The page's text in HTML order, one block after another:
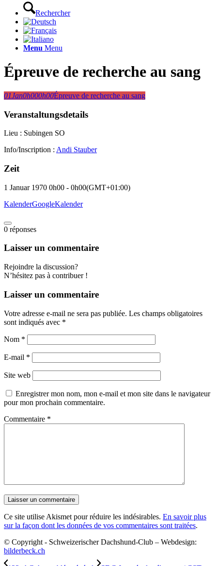
Rechercher
Menu Menu
Épreuve de recherche au sang
01Jan0h000h00Épreuve de recherche au sang
Veranstaltungsdetails
Lieu : Subingen SO
Info/Inscription : Andi Stauber
Zeit
1 Januar 1970 0h00 - 0h00(GMT+01:00)
KalenderGoogleKalender
0 réponses
Laisser un commentaire
Rejoindre la discussion?
N’hésitez pas à contribuer !
Laisser un commentaire
Votre adresse e-mail ne sera pas publiée. Les champs obligatoires
sont indiqués avec *
Nom *
E-mail *
Site web
Enregistrer mon nom, mon e-mail et mon site dans le navigateur
pour mon prochain commentaire.
Commentaire *
Ce site utilise Akismet pour réduire les indésirables. En savoir plus
sur la façon dont les données de vos commentaires sont traitées.
© Copyright - Schweizerischer Dachshund-Club – Webdesign:
bilderbeck.ch